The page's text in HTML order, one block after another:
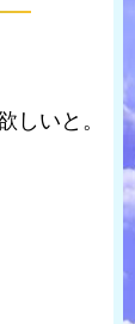
しいと。